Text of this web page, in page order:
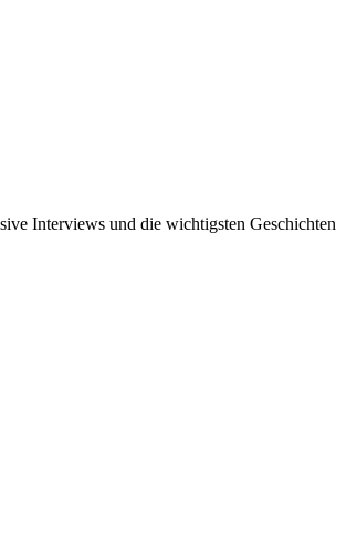
Interviews und die wichtigsten Geschichten